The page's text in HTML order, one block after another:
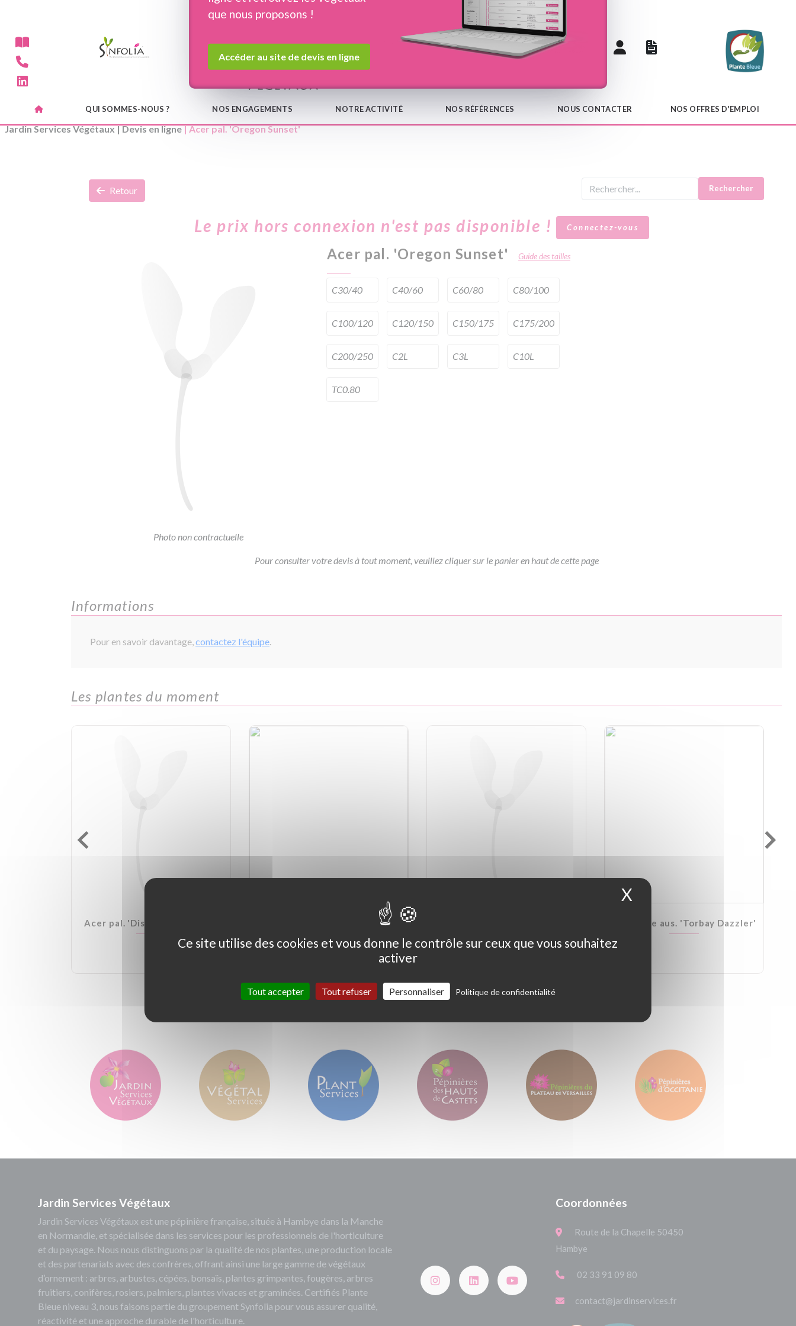
Devis en ligne Notre catalogue
QUI SOMMES-NOUS ? NOS ENGAGEMENTS NOTRE ACTIVITÉ NOS RÉFÉRENCES NOUS CONTACTER NOS OFFRES D'EMPLOI
que nous proposons !
Accéder au site de devis en ligne
Jardin Services Végétaux|Devis en ligne| Acer pal. 'Oregon Sunset'
Retour Rechercher
Le prix hors connexion n'est pas disponible ! Connectez-vous
Photo non contractuelle
Acer pal. 'Oregon Sunset' Guide des tailles
C30/40 C40/60 C60/80 C80/100
C100/120 C120/150 C150/175 C175/200
C200/250 C2L C3L C10L
TC0.80
Pour consulter votre devis à tout moment, veuillez cliquer sur le panier en haut de cette page
Informations
Pour en savoir davantage,contactez l'équipe.
Les plantes du moment
Acer pal. 'Dissectum Garnet' Ceanothus thyrs. 'Skylark' Cordyline aus. 'Torbay Dazzler'
Jardin Services Végétaux
Jardin Services Végétaux est une pépinière française, située à Hambye dans la Manche
en Normandie, et spécialisée dans les services pour les professionnels de l'horticulture
et du paysage. Nous nous distinguons par la qualité de nos plantes, une production locale
et des partenariats avec des confrères, offrant ainsi une large gamme de végétaux
d’ornement : arbres, arbustes, cépées, bonsaïs, plantes grimpantes, fougères, arbres
fruitiers, conifères, rosiers, palmiers, plantes vivaces et graminées. Certifiés Plante
Bleue niveau 3, nous faisons partie du groupement Synfolia pour vous assurer qualité,
réactivité et une approche durable de l'horticulture.
Coordonnées
Route de la Chapelle 50450
Hambye
02 33 91 09 80
contact@jardinservices.fr
Ce site utilise des cookies et vous donne le contrôle sur ceux que vous souhaitez
activer
Tout accepter Tout refuser Personnaliser Politique de confidentialité
X Masquer le bandeau